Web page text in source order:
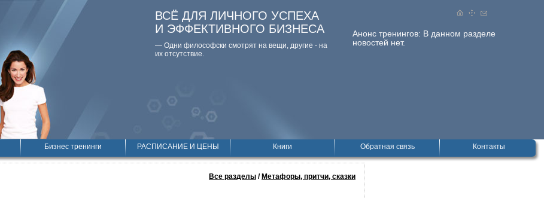
Анонс тренингов: В данном разделе
новостей нет.
ВСЁ ДЛЯ ЛИЧНОГО УСПЕХА
И ЭФФЕКТИВНОГО БИЗНЕСА
— Одни философски смотpят на вещи, дpугие - на
их отсутствие.
Бизнес тренинги РАСПИСАНИЕ И ЦЕНЫ Книги Обратная связь Контакты
Все разделы / Метафоры, притчи, сказки